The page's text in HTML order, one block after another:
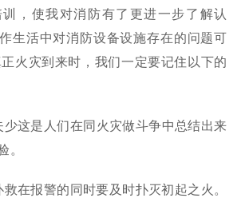
，使我对消防有了更进一步了解认
生活中对消防设备设施存在的问题可
火灾到来时，我们一定要记住以下的
少这是人们在同火灾做斗争中总结出来
。
在报警的同时要及时扑灭初起之火。